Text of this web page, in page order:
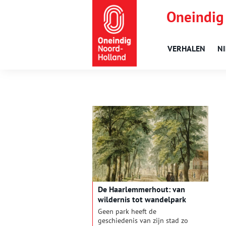
VERHALEN
De Haarlemmerhout: van
wildernis tot wandelpark
Geen park heeft de
geschiedenis van zijn stad zo